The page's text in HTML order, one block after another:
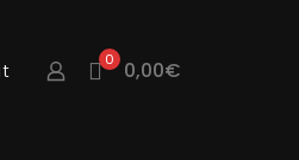
0 0,00€